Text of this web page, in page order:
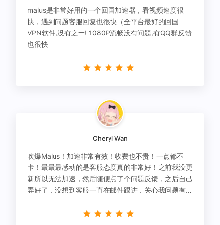
malus是非常好用的一个回国加速器，看视频速度很
快，遇到问题客服回复也很快（全平台最好的回国
VPN软件,没有之一! 1080P流畅没有问题,有QQ群反馈
也很快
Cheryl Wan
吹爆Malus！加速非常有效！收费也不贵！一点都不
卡！最最最感动的是客服态度真的非常好！之前我没更
新所以无法加速，然后随便点了个问题反馈，之后自己
弄好了，没想到客服一直在邮件跟进，关心我问题有没